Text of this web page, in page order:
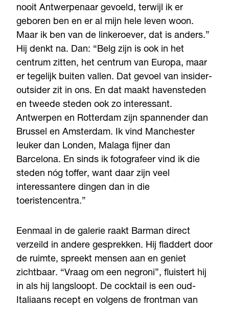
nooit Antwerpenaar gevoeld, terwijl ik er
geboren ben en er al mijn hele leven woon.
Maar ik ben van de linkeroever, dat is anders.”
Hij denkt na. Dan: “Belg zijn is ook in het
centrum zitten, het centrum van Europa, maar
er tegelijk buiten vallen. Dat gevoel van insider-
outsider zit in ons. En dat maakt havensteden
en tweede steden ook zo interessant.
Antwerpen en Rotterdam zijn spannender dan
Brussel en Amsterdam. Ik vind Manchester
leuker dan Londen, Malaga fijner dan
Barcelona. En sinds ik fotografeer vind ik die
steden nóg toffer, want daar zijn veel
interessantere dingen dan in die
toeristencentra.”
Eenmaal in de galerie raakt Barman direct
verzeild in andere gesprekken. Hij fladdert door
de ruimte, spreekt mensen aan en geniet
zichtbaar. “Vraag om een negroni”, fluistert hij
in als hij langsloopt. De cocktail is een oud-
Italiaans recept en volgens de frontman van